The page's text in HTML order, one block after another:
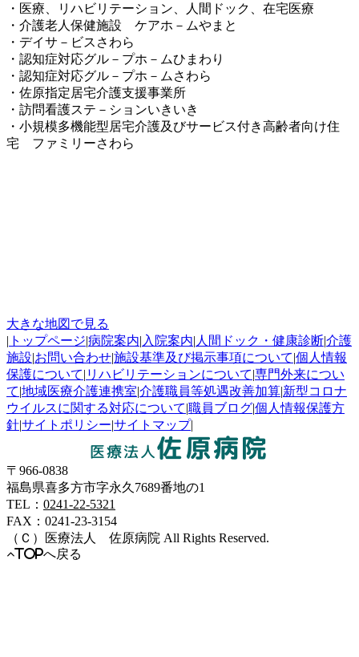
・医療、リハビリテーション、人間ドック、在宅医療
・介護老人保健施設 ケアホ－ムやまと
・デイサ－ビスさわら
・認知症対応グル－プホ－ムひまわり
・認知症対応グル－プホ－ムさわら
・佐原指定居宅介護支援事業所
・訪問看護ステ－ションいきいき
・小規模多機能型居宅介護及びサービス付き高齢者向け住
宅 ファミリーさわら
大きな地図で見る
| トップページ|病院案内| 入院案内| 人間ドック・健康診断|介護
施設|お問い合わせ|施設基準及び掲示事項について|個人情報
保護について| リハビリテーションについて|専門外来につい
て|地域医療介護連携室|介護職員等処遇改善加算|新型コロナ
ウイルスに関する対応について|職員ブログ|個人情報保護方
針|サイトポリシー|サイトマップ|
医療法人佐原病院
〒966-0838
福島県喜多方市字永久7689番地の1
TEL： 0241-22-5321
FAX：0241-23-3154
（Ｃ）
医療法人 佐原病院 All Rights Reserved.
TOPへ戻る